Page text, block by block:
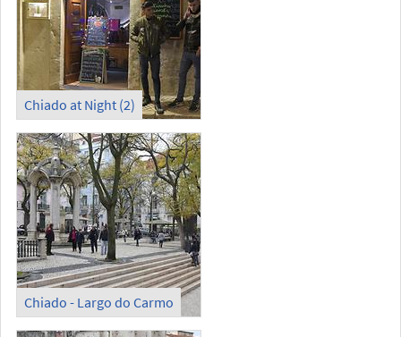
Chiado at Night (2)
Chiado - Largo do Carmo